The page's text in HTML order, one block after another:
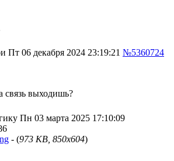
Пт 06 декабря 2024 23:19:21 №5360724
связь выходишь?
Пн 03 марта 2025 17:10:09
- (973 KB, 850x604)